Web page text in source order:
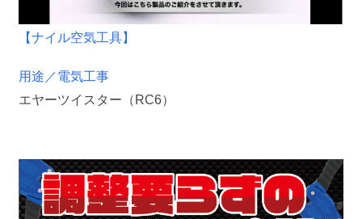
【ナイル空気工具】
用途／電気工事
エヤーツイスター（RC6）